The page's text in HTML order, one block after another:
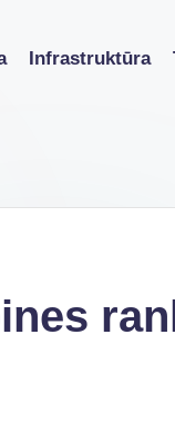
Infrastruktūra